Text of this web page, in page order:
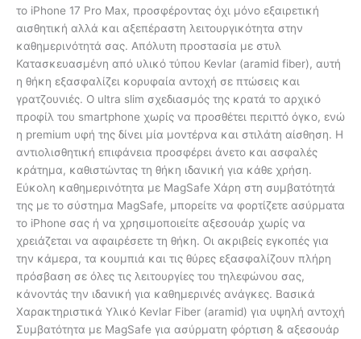
το iPhone 17 Pro Max, προσφέροντας όχι μόνο εξαιρετική
αισθητική αλλά και αξεπέραστη λειτουργικότητα στην
καθημερινότητά σας. Απόλυτη προστασία με στυλ
Κατασκευασμένη από υλικό τύπου Kevlar (aramid fiber), αυτή
η θήκη εξασφαλίζει κορυφαία αντοχή σε πτώσεις και
γρατζουνιές. Ο ultra slim σχεδιασμός της κρατά το αρχικό
προφίλ του smartphone χωρίς να προσθέτει περιττό όγκο, ενώ
η premium υφή της δίνει μία μοντέρνα και στιλάτη αίσθηση. Η
αντιολισθητική επιφάνεια προσφέρει άνετο και ασφαλές
κράτημα, καθιστώντας τη θήκη ιδανική για κάθε χρήση.
Εύκολη καθημερινότητα με MagSafe Χάρη στη συμβατότητά
της με το σύστημα MagSafe, μπορείτε να φορτίζετε ασύρματα
το iPhone σας ή να χρησιμοποιείτε αξεσουάρ χωρίς να
χρειάζεται να αφαιρέσετε τη θήκη. Οι ακριβείς εγκοπές για
την κάμερα, τα κουμπιά και τις θύρες εξασφαλίζουν πλήρη
πρόσβαση σε όλες τις λειτουργίες του τηλεφώνου σας,
κάνοντάς την ιδανική για καθημερινές ανάγκες. Βασικά
Χαρακτηριστικά Υλικό Kevlar Fiber (aramid) για υψηλή αντοχή
Συμβατότητα με MagSafe για ασύρματη φόρτιση & αξεσουάρ